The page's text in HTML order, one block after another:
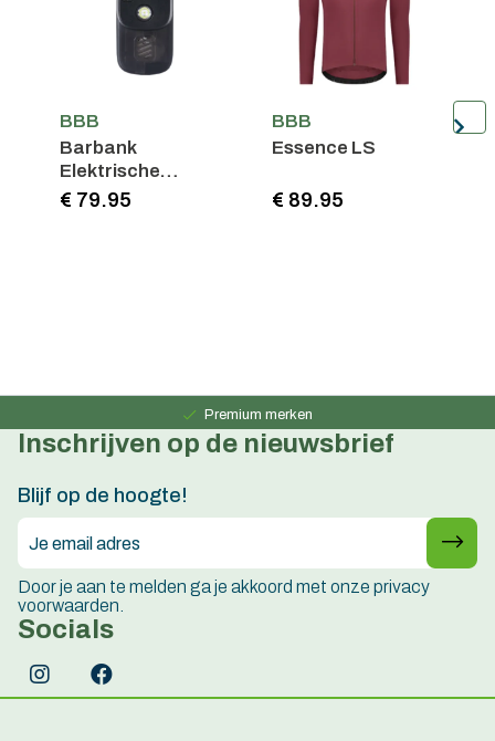
BBB
Barbank
Elektrische
fietsmpomp
€ 79.95
BBB
Essence LS
€ 89.95
Premium merken
Persoonlijk advies
Inschrijven op de nieuwsbrief
Blijf op de hoogte!
Door je aan te melden ga je akkoord met onze privacy
voorwaarden.
Socials